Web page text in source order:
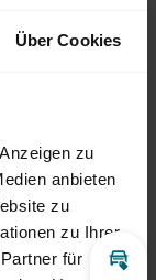
Über Cookies
zu
anbieten
zu
zu Ihrer
für